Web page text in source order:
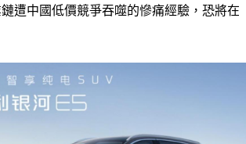
遭中國低價競爭吞噬的慘痛經驗，恐將在